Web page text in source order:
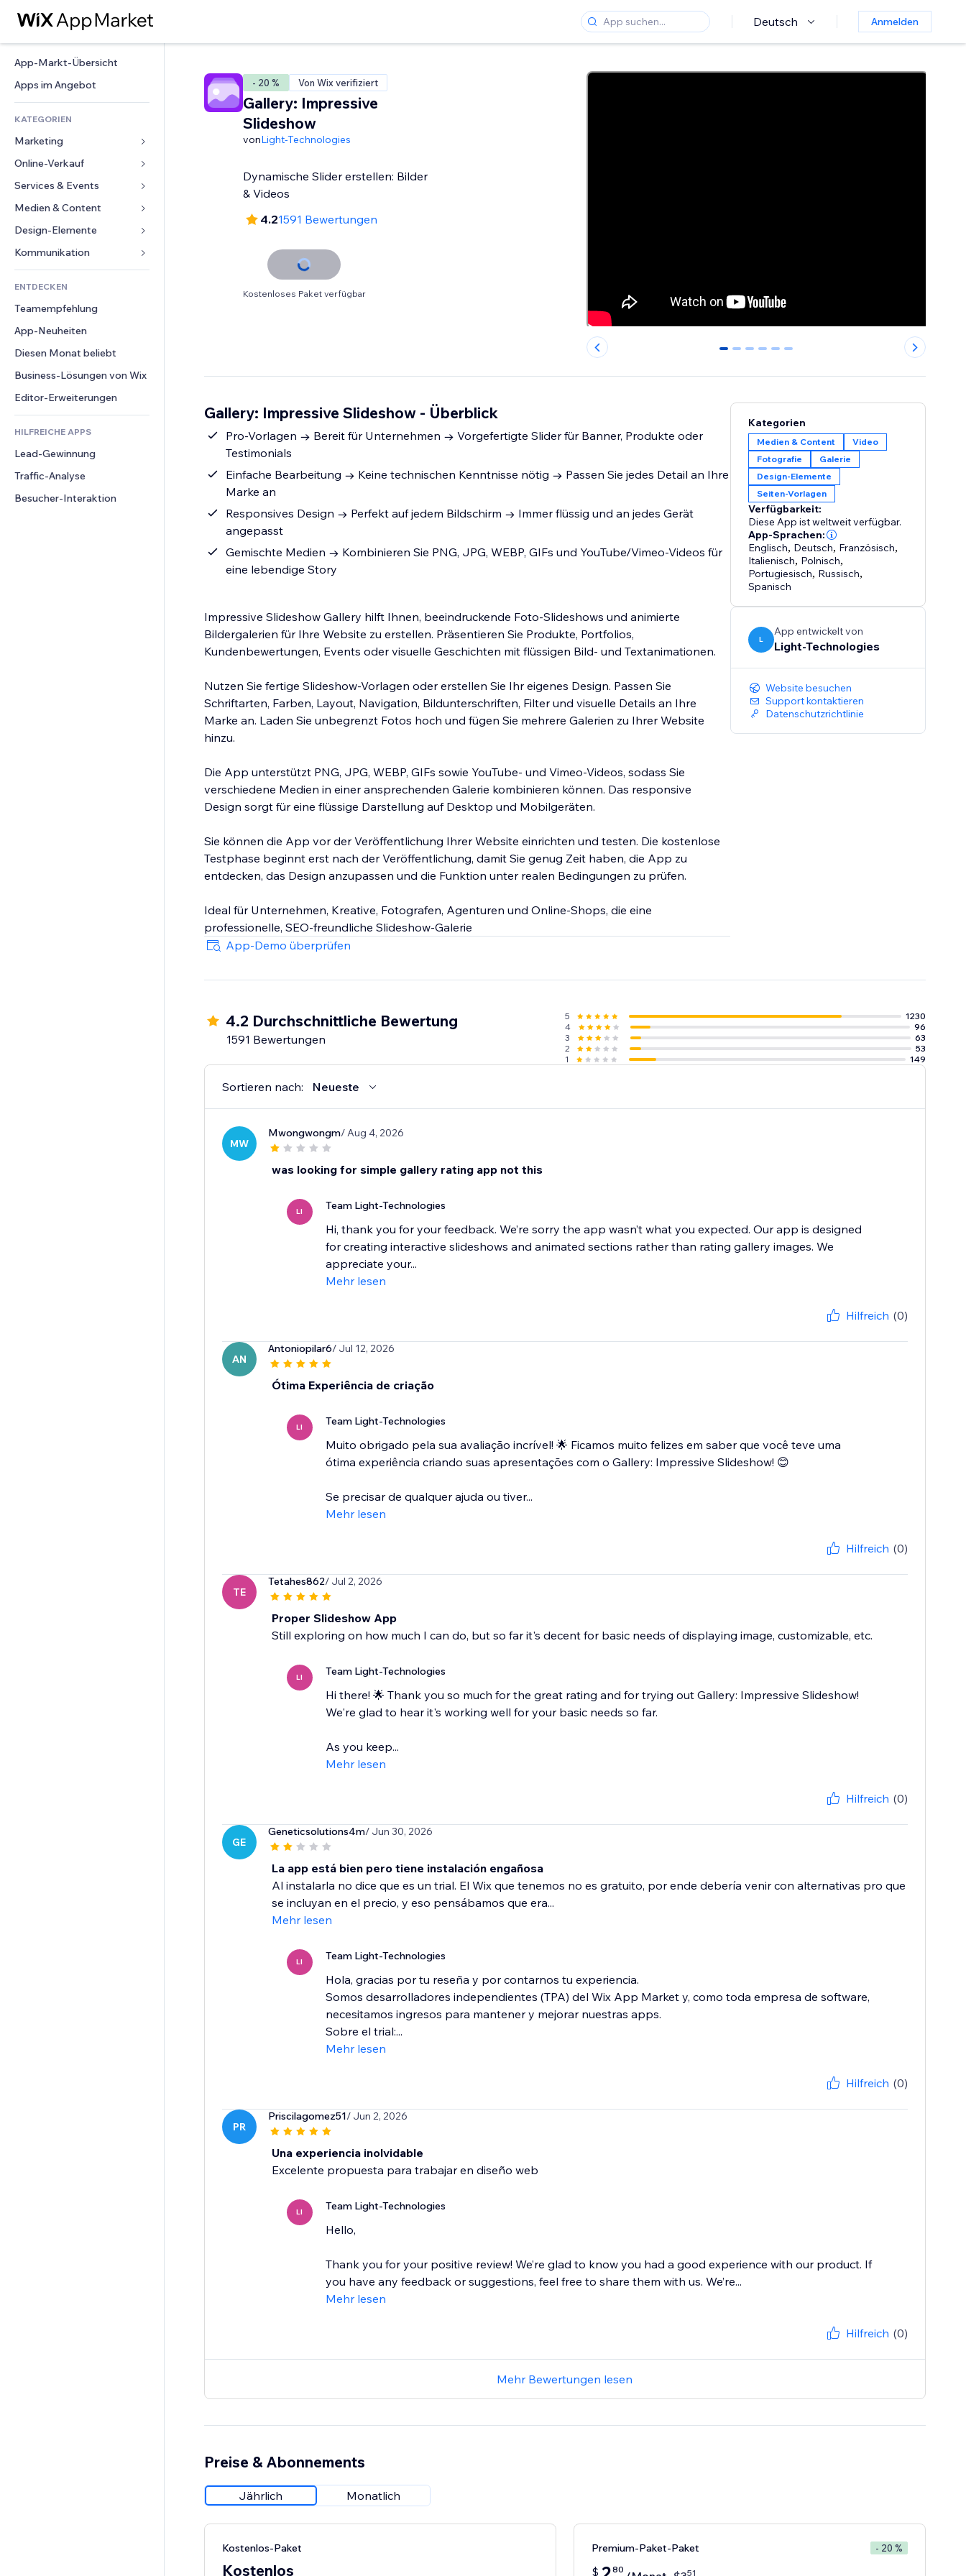
Deutsch Anmelden
App-Markt-Übersicht
Apps im Angebot
KATEGORIEN
Marketing
Anzeigen
Mobil
Statistiken
Website-Einträge
E-Mail
Online-Verkauf
Apps für Shops
Versand & Lieferung
Verkaufen-Buttons
Buchhaltung
Gutscheine & Treuebonus
Lagerlösungen
Speisen & Getränke
Services & Events
Hotels
Events
Restaurants
Immobilien
Buchungen
Medien & Content
Galerie
Musik
Podcasts
Fotografie
Video
PDF
Dateifreigabe
News
Design-Elemente
Karten & Navigation
Datenschutz & Sicherheit
Uhr
Seiten-Vorlagen
Bildeffekte
Buttons & Menüs
Banner & Abzeichen
Taschenrechner
Suche
Wetter
Diagramme & Tabellen
Formulare
Umfragen
Chat
Kommentare
Telefon
Community
Bewertungen und Feedback
CRM
ENTDECKEN
Teamempfehlung
App-Neuheiten
Diesen Monat beliebt
Business-Lösungen von Wix
Editor-Erweiterungen
HILFREICHE APPS
Lead-Gewinnung
Traffic-Analyse
Besucher-Interaktion
- 20 % Von Wix verifiziert
Gallery: Impressive
Slideshow
vonLight-Technologies
Dynamische Slider erstellen: Bilder
& Videos
4.21591 Bewertungen
Kostenloses Paket verfügbar
0 1 2 3 4 5
Gallery: Impressive Slideshow - Überblick
Pro-Vorlagen → Bereit für Unternehmen → Vorgefertigte Slider für Banner, Produkte oder
Testimonials
Einfache Bearbeitung → Keine technischen Kenntnisse nötig → Passen Sie jedes Detail an Ihre
Marke an
Responsives Design → Perfekt auf jedem Bildschirm → Immer flüssig und an jedes Gerät
angepasst
Gemischte Medien → Kombinieren Sie PNG, JPG, WEBP, GIFs und YouTube/Vimeo-Videos für
eine lebendige Story
Impressive Slideshow Gallery hilft Ihnen, beeindruckende Foto-Slideshows und animierte
Bildergalerien für Ihre Website zu erstellen. Präsentieren Sie Produkte, Portfolios,
Kundenbewertungen, Events oder visuelle Geschichten mit flüssigen Bild- und Textanimationen.
Nutzen Sie fertige Slideshow-Vorlagen oder erstellen Sie Ihr eigenes Design. Passen Sie
Schriftarten, Farben, Layout, Navigation, Bildunterschriften, Filter und visuelle Details an Ihre
Marke an. Laden Sie unbegrenzt Fotos hoch und fügen Sie mehrere Galerien zu Ihrer Website
hinzu.
Die App unterstützt PNG, JPG, WEBP, GIFs sowie YouTube- und Vimeo-Videos, sodass Sie
verschiedene Medien in einer ansprechenden Galerie kombinieren können. Das responsive
Design sorgt für eine flüssige Darstellung auf Desktop und Mobilgeräten.
Sie können die App vor der Veröffentlichung Ihrer Website einrichten und testen. Die kostenlose
Testphase beginnt erst nach der Veröffentlichung, damit Sie genug Zeit haben, die App zu
entdecken, das Design anzupassen und die Funktion unter realen Bedingungen zu prüfen.
Ideal für Unternehmen, Kreative, Fotografen, Agenturen und Online-Shops, die eine
professionelle, SEO-freundliche Slideshow-Galerie
App-Demo überprüfen
Kategorien
Medien & Content
Video
Fotografie
Galerie
Design-Elemente
Seiten-Vorlagen
Verfügbarkeit:
Diese App ist weltweit verfügbar.
App-Sprachen:
Englisch, Deutsch, Französisch,
Italienisch, Polnisch,
Portugiesisch, Russisch,
Spanisch
L
App entwickelt von
Light-Technologies
Website besuchen
Support kontaktieren
Datenschutzrichtlinie
4.2 Durchschnittliche Bewertung
1591 Bewertungen
5
1230
4
96
3
63
2
53
1
149
Sortieren nach: Neueste
MW
Mwongwongm/ Aug 4, 2026
was looking for simple gallery rating app not this
LI Team Light-Technologies
Hi, thank you for your feedback. We’re sorry the app wasn’t what you expected. Our app is designed
for creating interactive slideshows and animated sections rather than rating gallery images. We
appreciate your...
Mehr lesen
Hilfreich (0)
AN
Antoniopilar6/ Jul 12, 2026
Ótima Experiência de criação
LI Team Light-Technologies
Muito obrigado pela sua avaliação incrível! 🌟 Ficamos muito felizes em saber que você teve uma
ótima experiência criando suas apresentações com o Gallery: Impressive Slideshow! 😊
Se precisar de qualquer ajuda ou tiver...
Mehr lesen
Hilfreich (0)
TE
Tetahes862/ Jul 2, 2026
Proper Slideshow App
Still exploring on how much I can do, but so far it's decent for basic needs of displaying image, customizable, etc.
LI Team Light-Technologies
Hi there! 🌟 Thank you so much for the great rating and for trying out Gallery: Impressive Slideshow!
We're glad to hear it's working well for your basic needs so far.
As you keep...
Mehr lesen
Hilfreich (0)
GE
Geneticsolutions4m/ Jun 30, 2026
La app está bien pero tiene instalación engañosa
Al instalarla no dice que es un trial. El Wix que tenemos no es gratuito, por ende debería venir con alternativas pro que
se incluyan en el precio, y eso pensábamos que era...
Mehr lesen
LI Team Light-Technologies
Hola, gracias por tu reseña y por contarnos tu experiencia.
Somos desarrolladores independientes (TPA) del Wix App Market y, como toda empresa de software,
necesitamos ingresos para mantener y mejorar nuestras apps.
Sobre el trial:...
Mehr lesen
Hilfreich (0)
PR
Priscilagomez51/ Jun 2, 2026
Una experiencia inolvidable
LI Team Light-Technologies
Hello,
Thank you for your positive review! We’re glad to know you had a good experience with our product. If
you have any feedback or suggestions, feel free to share them with us. We’re...
Mehr lesen
Hilfreich (0)
Mehr Bewertungen lesen
Preise & Abonnements
Jährlich Monatlich
Kostenlos-Paket
Kostenlos
Premium-Paket-Paket - 20 %
$ 80 51